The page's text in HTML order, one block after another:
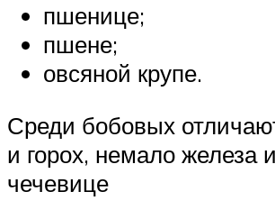
пшенице;
пшене;
овсяной крупе.
Среди бобовых
и горох, немало железа
чечевице